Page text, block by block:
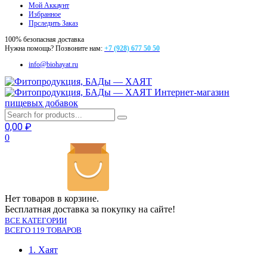
Мой Аккаунт
Избранное
Прследить Заказ
100% безопасная доставка
Нужна помощь? Позвоните нам: +7 (928) 677 50 50
info@biohayat.ru
Интернет-магазин
пищевых добавок
0,00 ₽
0
Нет товаров в корзине.
Бесплатная доставка за покупку на сайте!
ВСЕ КАТЕГОРИИ
ВСЕГО 119 ТОВАРОВ
1. Хаят